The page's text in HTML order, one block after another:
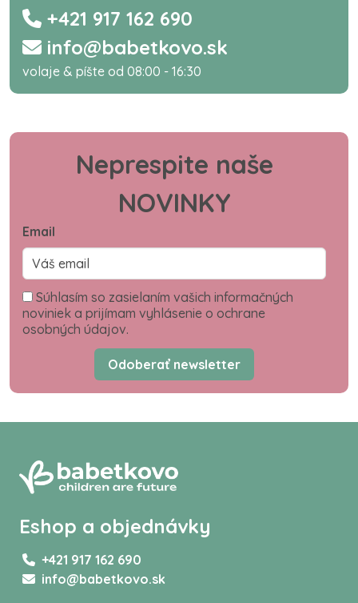
+421 917 162 690
info@babetkovo.sk
volaje & píšte od 08:00 - 16:30
Neprespite naše
NOVINKY
Email
Súhlasím so zasielaním vašich informačných
noviniek a prijímam vyhlásenie o ochrane
osobných údajov.
Odoberať newsletter
Eshop a objednávky
+421 917 162 690
info@babetkovo.sk